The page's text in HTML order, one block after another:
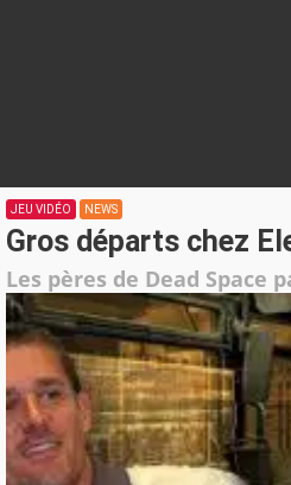
JEU VIDÉO NEWS
Gros départs chez
Les pères de Dead Space